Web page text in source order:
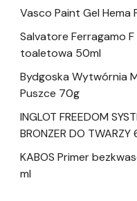
Vasco Paint Gel Hema
Salvatore Ferragamo
toaletowa 50ml
Bydgoska Wytwórnia
Puszce 70g
INGLOT FREEDOM
BRONZER DO
KABOS Primer
ml